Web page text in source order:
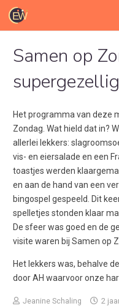
Samen op
Het programma van deze
Zondag. Wat hield dat in?
allerlei lekkers:
vis- en eiersalade en een
toastjes werden
en aan de hand van een
bingospel gespeeld. Dit
spelletjes stonden klaar
De sfeer was goed en de
visite waren bij Samen op
Het lekkers was, behalve
door AH waarvoor onze
Jeanine Schaling 2